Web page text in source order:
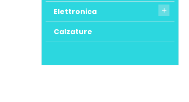
Elettronica 
Calzature